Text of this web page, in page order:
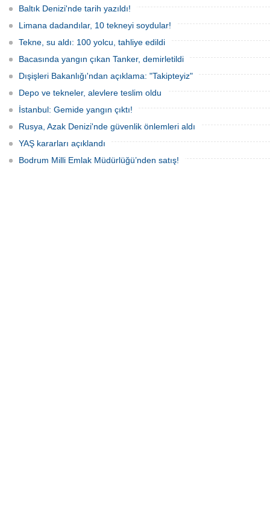
protesto gemisindeki 21 çevre aktivisti,
günlerdir gemiden çıkmalarına izin
verilmediğini ve temel haklarının ihlal
edildiğini öne sürdü. Mürettebatta iki
Britanyalı aktivist de bulunuyor.
Baltık Denizi'nde tarih yazıldı!
Limana dadandılar, 10 tekneyi soydular!
Tekne, su aldı: 100 yolcu, tahliye edildi
Bacasında yangın çıkan Tanker, demirletildi
Dışişleri Bakanlığı'ndan açıklama: "Takipteyiz"
Depo ve tekneler, alevlere teslim oldu
İstanbul: Gemide yangın çıktı!
Rusya, Azak Denizi'nde güvenlik önlemleri aldı
YAŞ kararları açıklandı
Bodrum Milli Emlak Müdürlüğü’nden satış!